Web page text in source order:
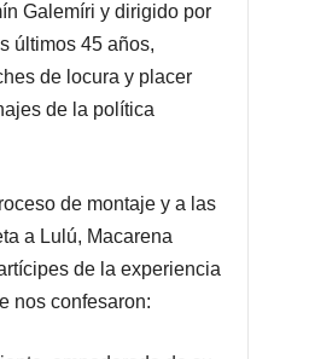
Galemíri y dirigido por
últimos 45 años,
de locura y placer
de la política
de montaje y a las
a Lulú, Macarena
de la experiencia
nos confesaron: